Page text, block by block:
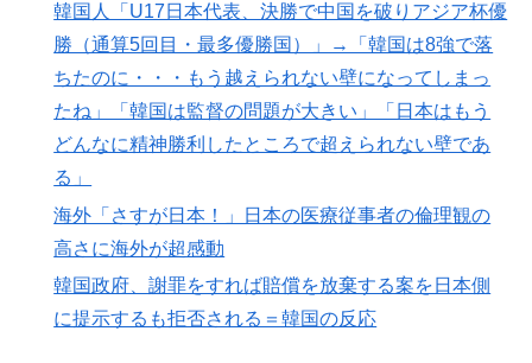
韓国人「U17日本代表、決勝で中国を破りアジア杯優
勝（通算5回目・最多優勝国）」→「韓国は8強で落
ちたのに・・・もう越えられない壁になってしまっ
たね」「韓国は監督の問題が大きい」「日本はもう
どんなに精神勝利したところで超えられない壁であ
る」
海外「さすが日本！」日本の医療従事者の倫理観の
高さに海外が超感動
韓国政府、謝罪をすれば賠償を放棄する案を日本側
に提示するも拒否される＝韓国の反応